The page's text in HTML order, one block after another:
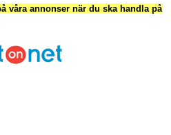
våra annonser när du ska handla på